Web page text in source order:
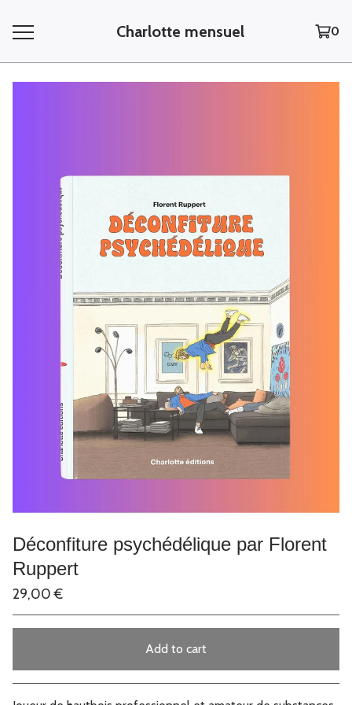
Charlotte mensuel 0
Déconfiture psychédélique par Florent
Ruppert
29,00€
Add to cart
Go to cart